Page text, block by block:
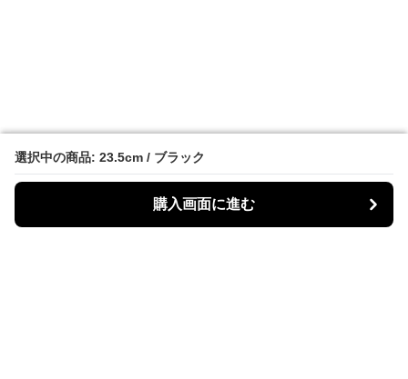
選択中の商品: 23.5cm / ブラック
購入画面に進む
選択中の商品: 23.5cm / ブラック
購入画面に進む